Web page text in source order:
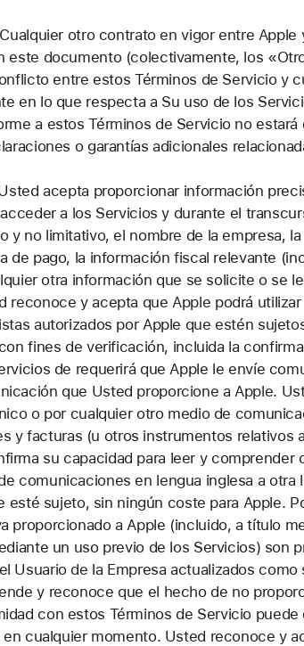
Cualquier otro contrato en vigor entre
este documento (colectivamente, los
entre estos Términos de Servicio y
en lo que respecta a Su uso de los
a estos Términos de Servicio no
o garantías adicionales
acepta proporcionar información
a los Servicios y durante el
y no limitativo, el nombre de la empresa,
de pago, la información fiscal relevante
otra información que se solicite o se
reconoce y acepta que Apple podrá
autorizados por Apple que estén
fines de verificación, incluida la
de requerirá que Apple le envíe
que Usted proporcione a Apple.
o por cualquier otro medio de
y facturas (u otros instrumentos relativos
su capacidad para leer y
comunicaciones en lengua inglesa a
esté sujeto, sin ningún coste para Apple.
proporcionado a Apple (incluido, a título
un uso previo de los Servicios) son
Usuario de la Empresa actualizados
y reconoce que el hecho de no
con estos Términos de Servicio
cualquier momento. Usted reconoce y